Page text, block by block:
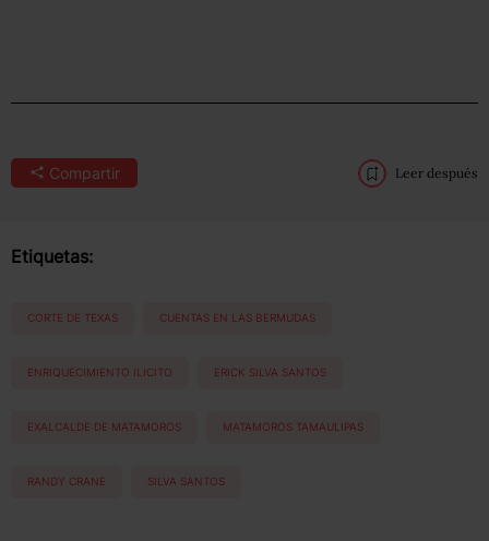
Compartir Leer después
Etiquetas:
CORTE DE TEXAS CUENTAS EN LAS BERMUDAS
ENRIQUECIMIENTO ILICITO ERICK SILVA SANTOS
EXALCALDE DE MATAMOROS MATAMOROS TAMAULIPAS
RANDY CRANE SILVA SANTOS